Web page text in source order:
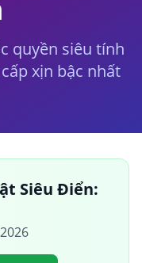
quyền siêu tính
xịn bậc nhất
Siêu Điển: